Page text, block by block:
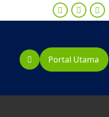
Portal Utama